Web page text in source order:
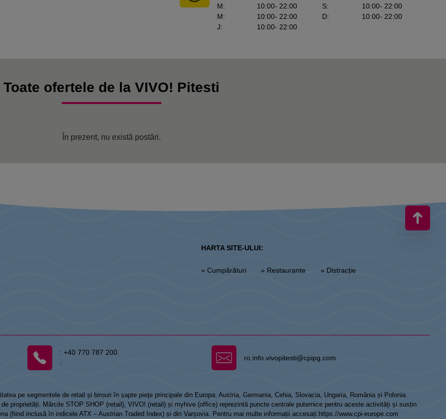
M: 10:00- 22:00
M: 10:00- 22:00
J: 10:00- 22:00
S: 10:00- 22:00
D: 10:00- 22:00
Toate ofertele de la VIVO! Pitesti
În prezent, nu există postări.
HARTA SITE-ULUI:
» Cumpărături » Restaurante » Distracție
: +40 770 787 200
:
ro.info.vivopitesti@cpipg.com
pe segmentele de retail și birouri în șapte pieţe principale din Europa: Austria, Germania, Cehia, Slovacia, Ungaria, România și Polonia.
proprietăți. Mărcile STOP SHOP (retail), VIVO! (retail) și myhive (office) reprezintă puncte centrale puternice pentru aceste activități și susțin
(fiind inclusă în indicele ATX – Austrian Traded Index) și din Varșovia. Pentru mai multe informații accesați: https://www.cpi-europe.com